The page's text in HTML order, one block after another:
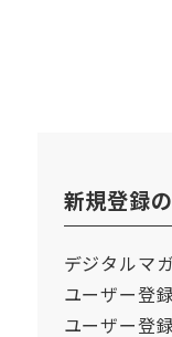
新規登録
デジタルマ
ユーザー登
ユーザー登